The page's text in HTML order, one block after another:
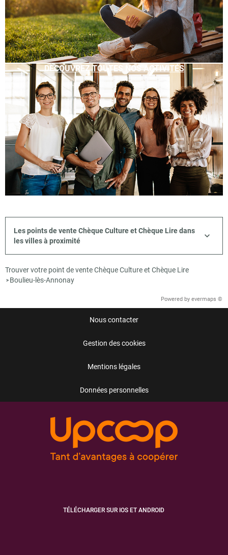
DÉCOUVREZ TOUTES NOS ACTIVITÉS
Les points de vente Chèque Culture et Chèque Lire dans
les villes à proximité
Trouver votre point de vente Chèque Culture et Chèque Lire
> Boulieu-lès-Annonay
Powered by evermaps ©
Nous contacter
Gestion des cookies
Mentions légales
Données personnelles
TÉLÉCHARGER SUR IOS ET ANDROID